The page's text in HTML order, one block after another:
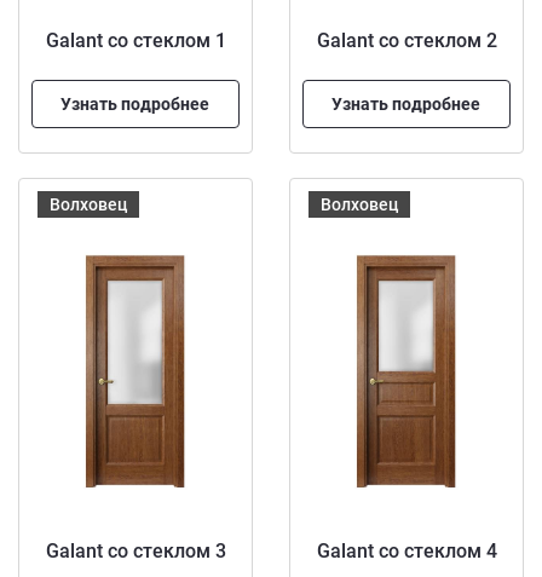
Galant со стеклом 1
Узнать подробнее
Galant со стеклом 2
Узнать подробнее
Волховец
Galant со стеклом 3
Волховец
Galant со стеклом 4